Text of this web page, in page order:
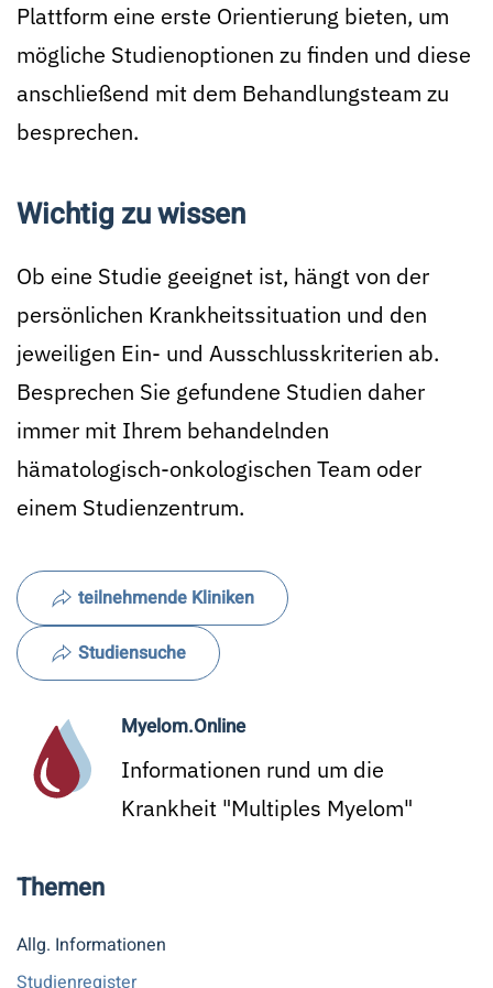
Plattform eine erste Orientierung bieten, um
mögliche Studienoptionen zu finden und diese
anschließend mit dem Behandlungsteam zu
besprechen.
Wichtig zu wissen
Ob eine Studie geeignet ist, hängt von der
persönlichen Krankheitssituation und den
jeweiligen Ein- und Ausschlusskriterien ab.
Besprechen Sie gefundene Studien daher
immer mit Ihrem behandelnden
hämatologisch-onkologischen Team oder
einem Studienzentrum.
teilnehmende Kliniken
Studiensuche
Myelom.Online
Informationen rund um die
Krankheit "Multiples Myelom"
Themen
Allg. Informationen
Studienregister